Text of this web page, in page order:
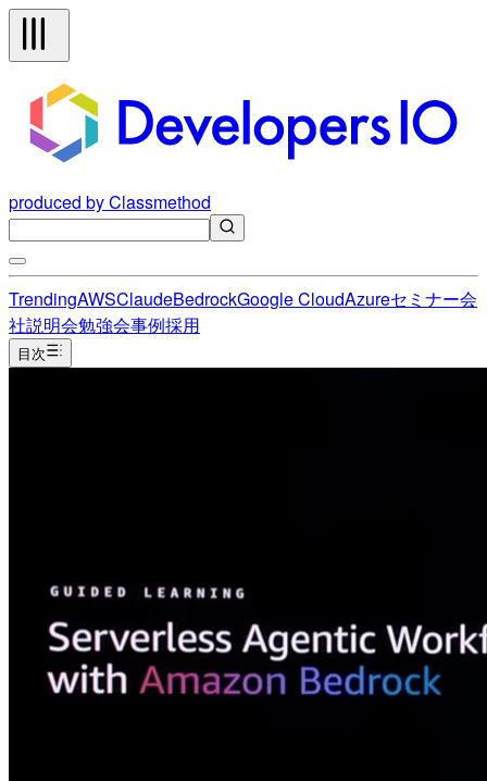
produced by Classmethod
TrendingAWSClaudeBedrockGoogle CloudAzureセミナー会
社説明会勉強会事例採用
目次